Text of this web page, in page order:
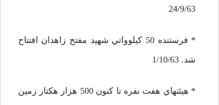
24/9/63
* فرستنده 50 كيلوواتي شهيد مفتح زاهدان افتتاح
شد. 1/10/63
* هيئتهاي هفت نفره تا كنون 500 هزار هكتار زمين